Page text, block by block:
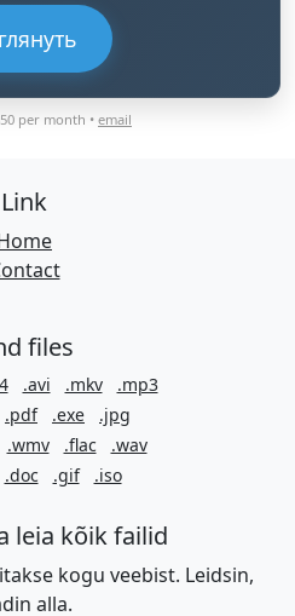
per month •email
Link
files
.avi .mkv
.mp3
.pdf .exe
.jpg
.wmv .flac
.wav
.doc .gif .iso
leia kõik failid
kogu veebist. Leidsin,
alla.